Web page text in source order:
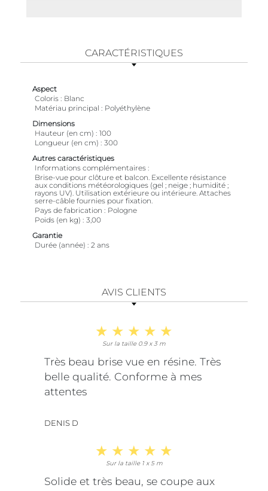
CARACTÉRISTIQUES
Aspect
Coloris
Blanc
Matériau principal
Polyéthylène
Dimensions
Hauteur (en cm)
100
Longueur (en cm)
300
Autres caractéristiques
Informations complémentaires
Brise-vue pour clôture et balcon. Excellente résistance
aux conditions météorologiques (gel ; neige ; humidité ;
rayons UV). Utilisation extérieure ou intérieure. Attaches
serre-câble fournies pour fixation.
Pays de fabrication
Pologne
Poids (en kg)
3,00
Garantie
Durée (année)
2 ans
AVIS CLIENTS
Sur la taille 0.9 x 3 m
Très beau brise vue en résine. Très
belle qualité. Conforme à mes
attentes
DENIS D
Sur la taille 1 x 5 m
Solide et très beau, se coupe aux